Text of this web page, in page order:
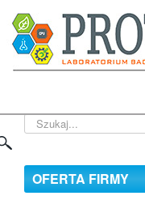
Szukaj...
OFERTA FIRMY